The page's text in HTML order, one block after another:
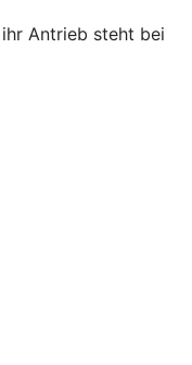
Antrieb steht bei